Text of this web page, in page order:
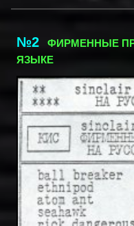
№2
ФИРМЕННЫЕ
ЯЗЫКЕ